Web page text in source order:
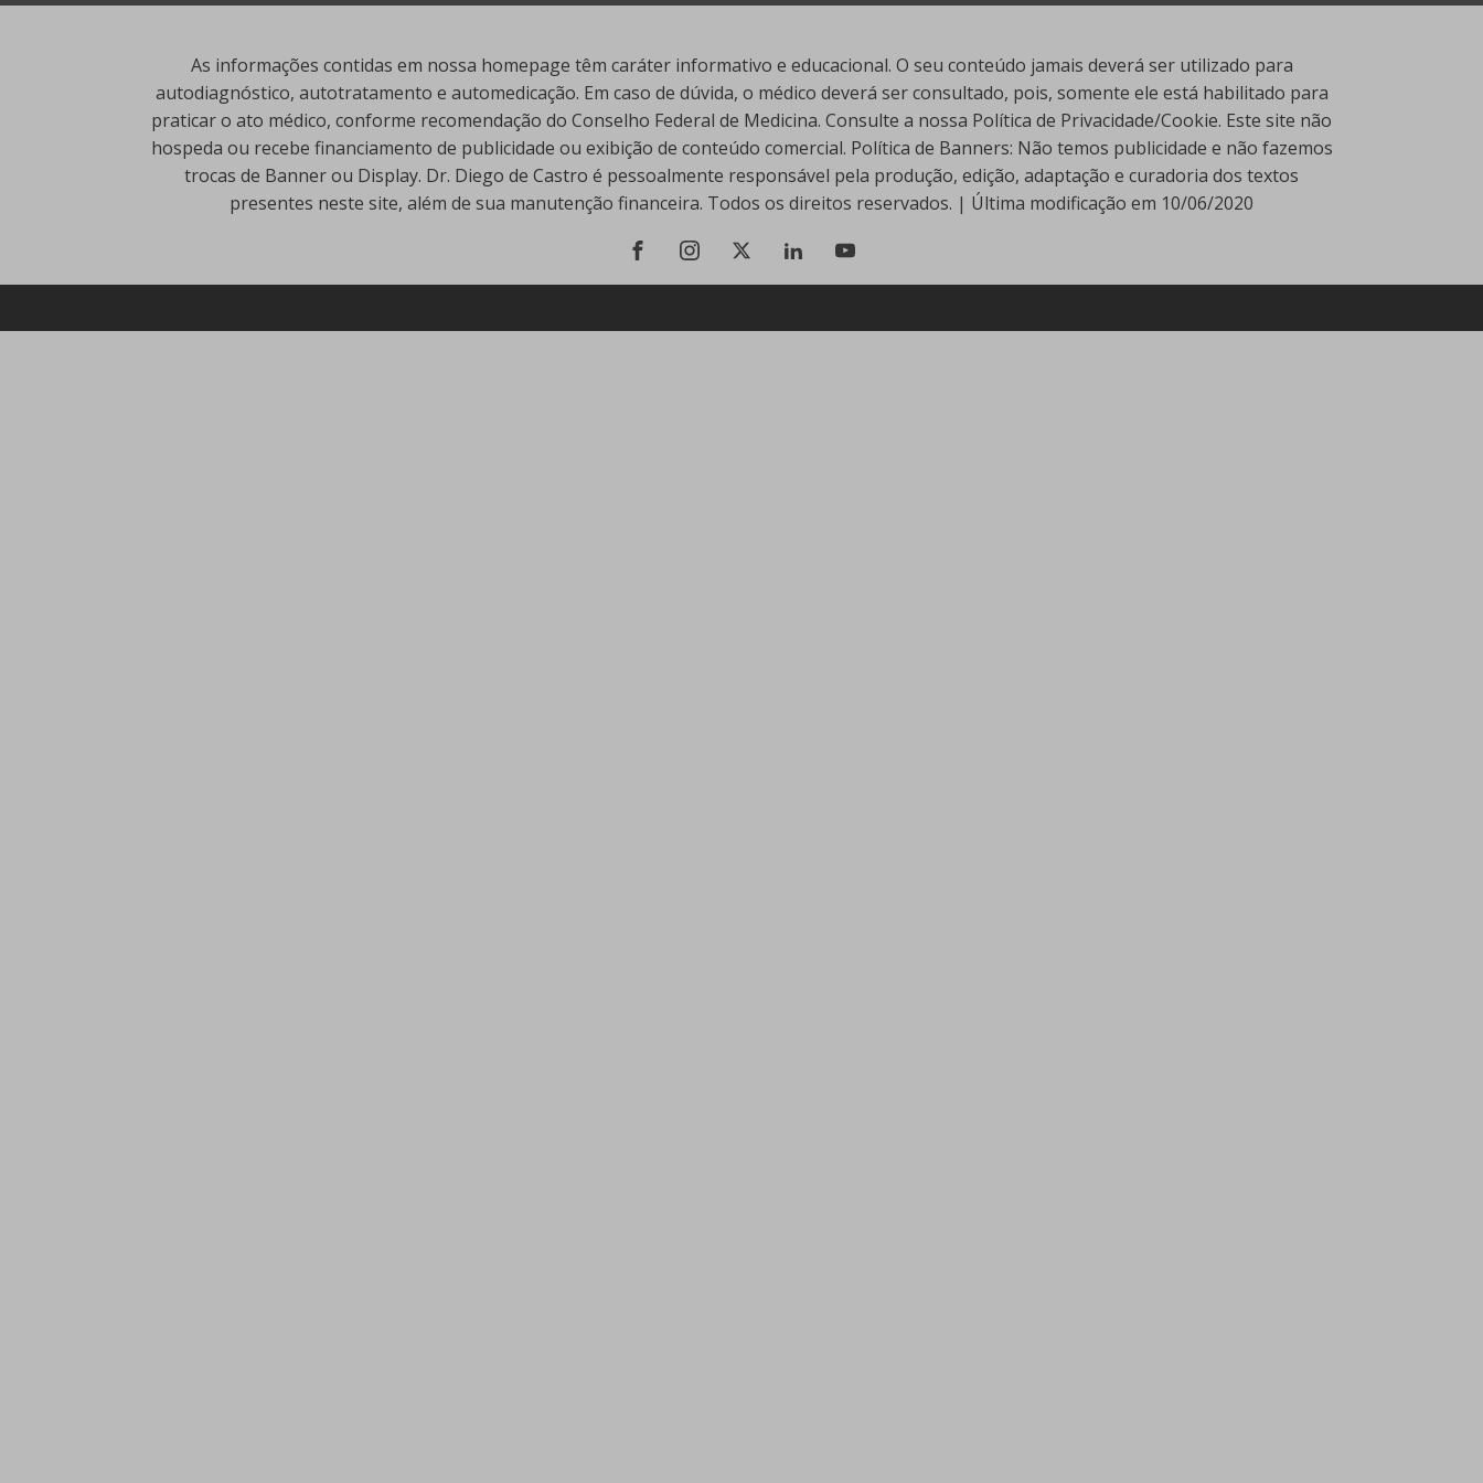
As informações contidas em nossa homepage têm caráter informativo e educacional. O seu conteúdo jamais deverá ser utilizado para
autodiagnóstico, autotratamento e automedicação. Em caso de dúvida, o médico deverá ser consultado, pois, somente ele está habilitado para
praticar o ato médico, conforme recomendação do Conselho Federal de Medicina. Consulte a nossa Política de Privacidade/Cookie. Este site não
hospeda ou recebe financiamento de publicidade ou exibição de conteúdo comercial. Política de Banners: Não temos publicidade e não fazemos
trocas de Banner ou Display. Dr. Diego de Castro é pessoalmente responsável pela produção, edição, adaptação e curadoria dos textos
presentes neste site, além de sua manutenção financeira. Todos os direitos reservados. | Última modificação em 10/06/2020